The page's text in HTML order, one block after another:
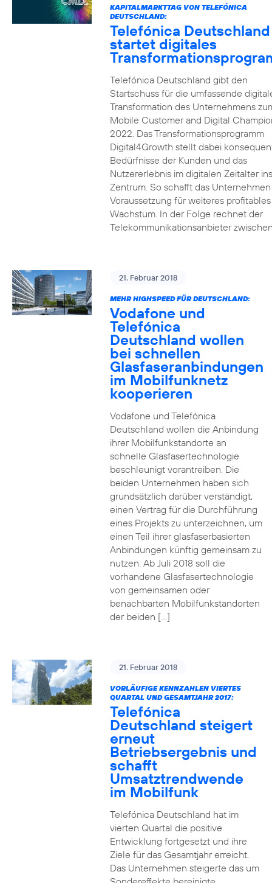
KAPITALMARKTTAG VON TELEFÓNICA
DEUTSCHLAND:
Telefónica Deutschland
startet digitales
Telefónica Deutschland gibt den
Startschuss für die umfassende
Transformation des Unternehmens
Mobile Customer and Digital
2022. Das Transformationsprogramm
Digital4Growth stellt dabei
Bedürfnisse der Kunden und das
Nutzererlebnis im digitalen Zeitalter ins
Zentrum. So schafft das
Voraussetzung für weiteres profitables
Wachstum. In der Folge rechnet der
Telekommunikationsanbieter
21. Februar 2018
MEHR HIGHSPEED FÜR DEUTSCHLAND:
Vodafone und
Telefónica
Deutschland wollen
bei schnellen
Glasfaseranbindungen
im Mobilfunknetz
kooperieren
Vodafone und Telefónica
Deutschland wollen die Anbindung
ihrer Mobilfunkstandorte an
schnelle Glasfasertechnologie
beschleunigt vorantreiben. Die
beiden Unternehmen haben sich
grundsätzlich darüber verständigt,
einen Vertrag für die Durchführung
eines Projekts zu unterzeichnen, um
einen Teil ihrer glasfaserbasierten
Anbindungen künftig gemeinsam zu
nutzen. Ab Juli 2018 soll die
vorhandene Glasfasertechnologie
von gemeinsamen oder
benachbarten Mobilfunkstandorten
der beiden […]
21. Februar 2018
VORLÄUFIGE KENNZAHLEN VIERTES
QUARTAL UND GESAMTJAHR 2017:
Telefónica
Deutschland steigert
erneut
Betriebsergebnis und
schafft
Umsatztrendwende
im Mobilfunk
Telefónica Deutschland hat im
vierten Quartal die positive
Entwicklung fortgesetzt und ihre
Ziele für das Gesamtjahr erreicht.
Das Unternehmen steigerte das um